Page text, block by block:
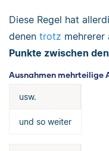
Diese Regel hat
denen trotz mehrerer
Punkte zwischen
Ausnahmen mehrteilige
usw.
und so weiter